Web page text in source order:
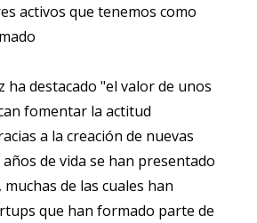
activos que tenemos como
ha destacado "el valor de unos
fomentar la actitud
a la creación de nuevas
años de vida se han presentado
muchas de las cuales han
que han formado parte de